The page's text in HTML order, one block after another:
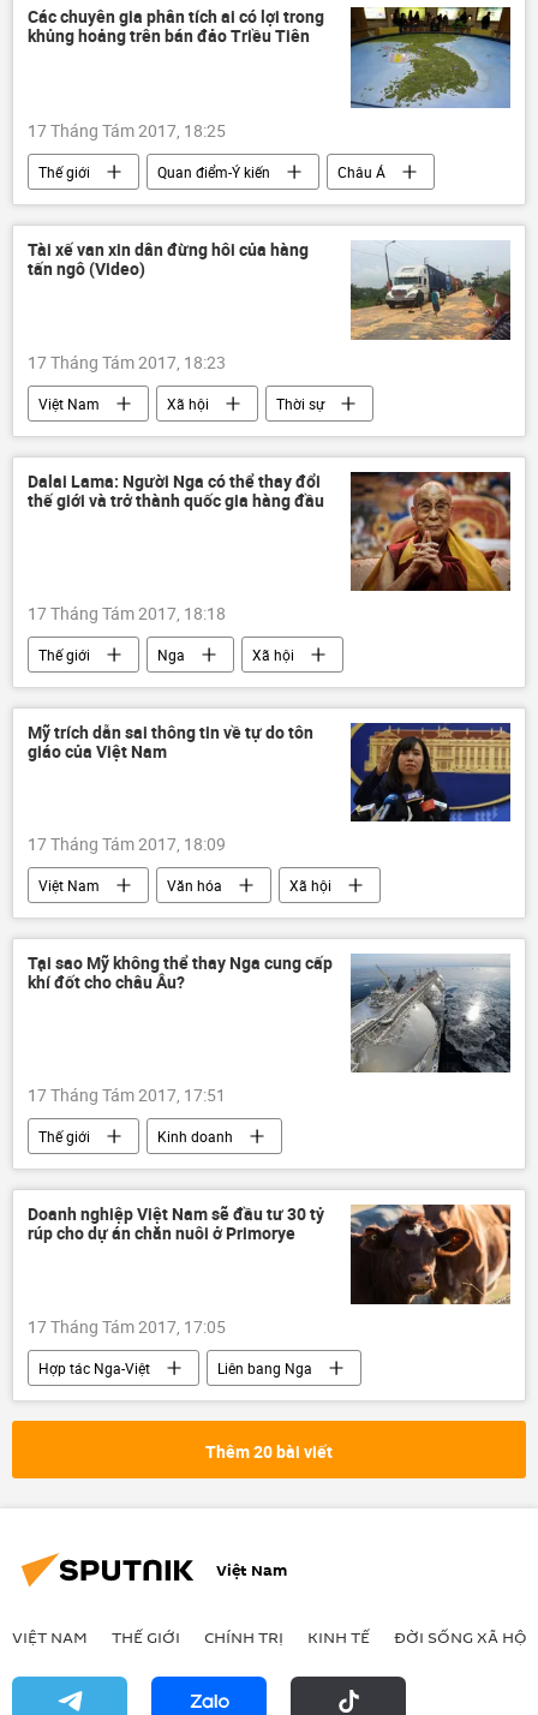
Biển Đông
Lê Thị Thu Hằng
tên lửa
Các chuyên gia phân tích ai có lợi trong
khủng hoảng trên bán đảo Triều Tiên
17 Tháng Tám 2017, 18:25
Thế giới Quan điểm-Ý kiến
Châu Á
Bắc Triều Tiên
Trung Quốc
Liên bang Nga
Tài xế van xin dân đừng hôi của hàng
tấn ngô (Video)
17 Tháng Tám 2017, 18:23
Việt Nam Xã hội
Thời sự
Quảng Ninh
ngô hôi của
Dalai Lama: Người Nga có thể thay đổi
thế giới và trở thành quốc gia hàng đầu
17 Tháng Tám 2017, 18:18
Thế giới Nga
Xã hội
Liên bang Nga
Đức Đạt Lai Lạt Ma
Mỹ trích dẫn sai thông tin về tự do tôn
giáo của Việt Nam
17 Tháng Tám 2017, 18:09
Việt Nam Văn hóa
Xã hội
Bộ Ngoại giao Việt Nam
tôn giáo
Tại sao Mỹ không thể thay Nga cung cấp
khí đốt cho châu Âu?
17 Tháng Tám 2017, 17:51
Thế giới
Kinh doanh
Liên bang Nga
Vladimir Chizhov
Doanh nghiệp Việt Nam sẽ đầu tư 30 tỷ
rúp cho dự án chăn nuôi ở Primorye
17 Tháng Tám 2017, 17:05
Hợp tác Nga-Việt
Liên bang Nga
TH True Milk
Thêm 20 bài viết
Việt Nam
VIỆT NAM THẾ GIỚI CHÍNH TRỊ KINH TẾ ĐỜI SỐNG XÃ HỘI